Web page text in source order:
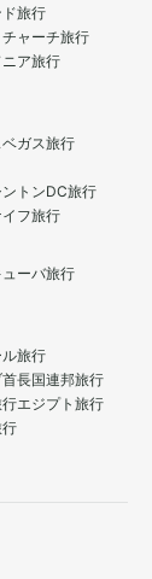
旅行
ャーチ旅行
ア旅行
ベガス旅行
ントンDC旅行
フ旅行
ューバ旅行
旅行
首長国連邦旅行
行エジプト旅行